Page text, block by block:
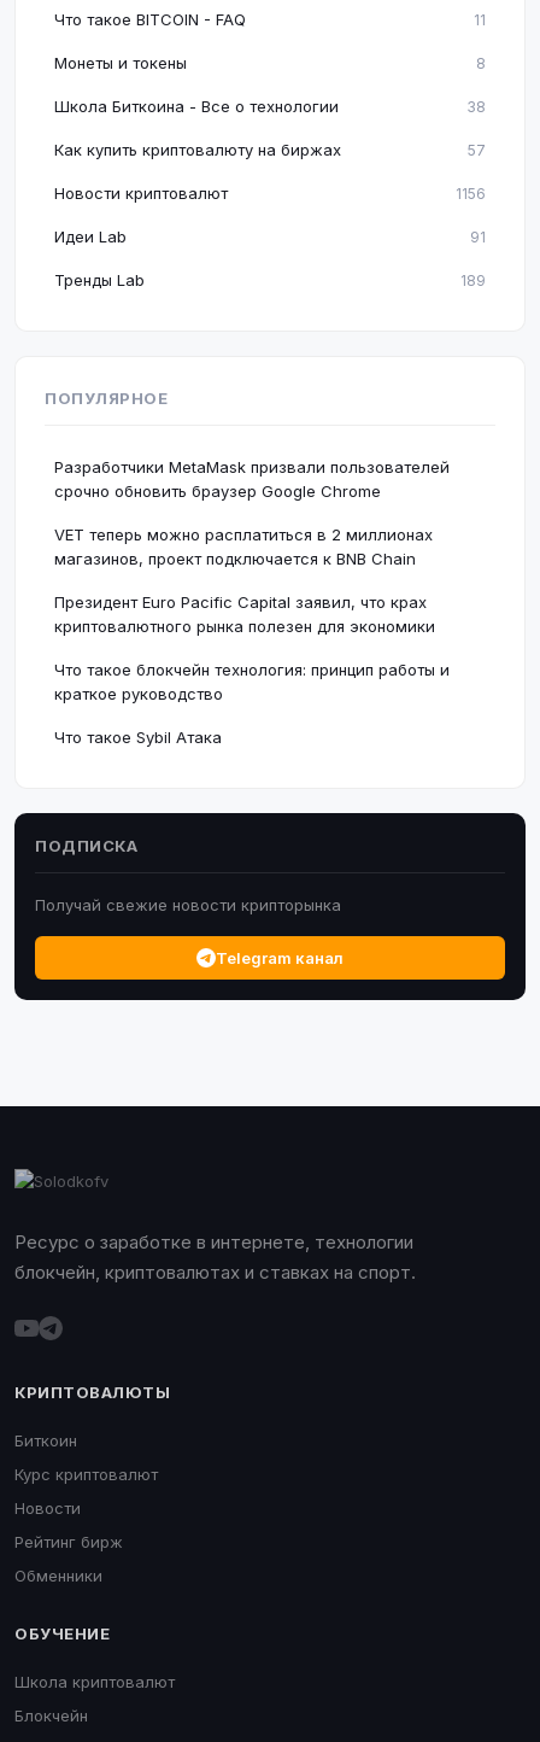
Что такое BITCOIN - FAQ 11
Монеты и токены 8
Школа Биткоина - Все о технологии 38
Как купить криптовалюту на биржах 57
Новости криптовалют 1156
Идеи Lab 91
Тренды Lab 189
ПОПУЛЯРНОЕ
Разработчики MetaMask призвали пользователей
срочно обновить браузер Google Chrome
VET теперь можно расплатиться в 2 миллионах
магазинов, проект подключается к BNB Chain
Президент Euro Pacific Capital заявил, что крах
криптовалютного рынка полезен для экономики
Что такое блокчейн технология: принцип работы и
краткое руководство
Что такое Sybil Атака
ПОДПИСКА
Получай свежие новости крипторынка
Telegram канал
Ресурс о заработке в интернете, технологии
блокчейн, криптовалютах и ставках на спорт.
КРИПТОВАЛЮТЫ
Биткоин
Курс криптовалют
Новости
Рейтинг бирж
Обменники
ОБУЧЕНИЕ
Школа криптовалют
Блокчейн